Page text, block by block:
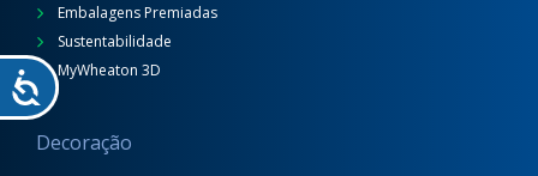
Embalagens Premiadas
Sustentabilidade
MyWheaton 3D
Decoração